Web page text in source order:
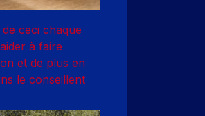
ceci chaque
à faire
et de plus en
le conseillent